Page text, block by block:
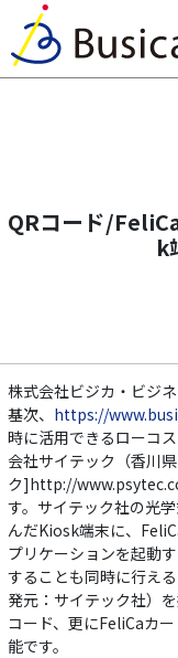
QRコード/
k
株式会社ビジカ・ビジ
基次、 https://
時に活用できるローコ
会社サイテック（香川
ク]http://
す。サイテック社の光
んだKiosk端末に、
プリケーションを起動
することも同時に行え
発元：サイテック社）
コード、更にFeliCaカ
能です。